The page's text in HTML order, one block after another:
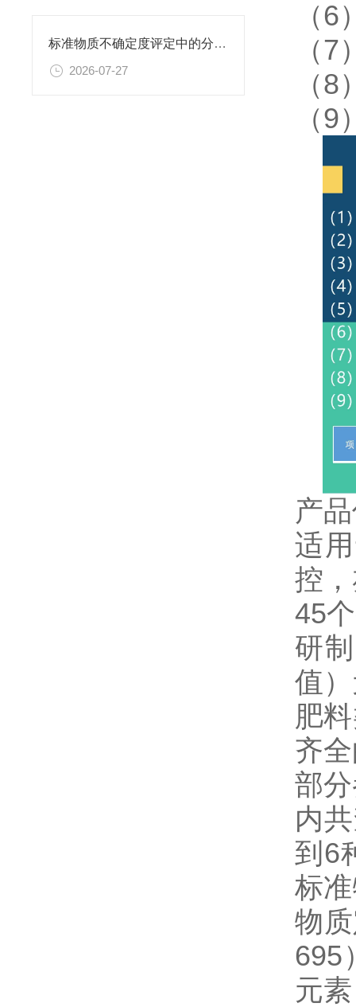
标准物质不确定度评定中的分量识别与量化计算方法
2026-07-27
（
（
（
（
产
适
控
45
研
值
肥
齐
部
内
到6
标
物
695
元